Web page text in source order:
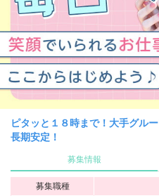
ピタッと１８時まで！大手グル
長期安定！
募集情報
募集職種